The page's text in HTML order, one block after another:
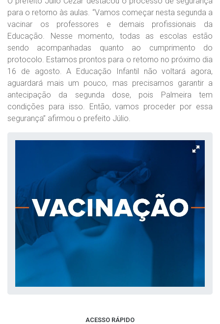
para o retorno às aulas. “Vamos começar nesta segunda a
vacinar os professores e demais profissionais da
Educação. Nesse momento, todas as escolas estão
sendo acompanhadas quanto ao cumprimento do
protocolo. Estamos prontos para o retorno no próximo dia
16 de agosto. A Educação Infantil não voltará agora,
aguardará mais um pouco, mas precisamos garantir a
antecipação da segunda dose, pois Palmeira tem
condições para isso. Então, vamos proceder por essa
segurança” afirmou o prefeito Júlio.
ACESSO RÁPIDO